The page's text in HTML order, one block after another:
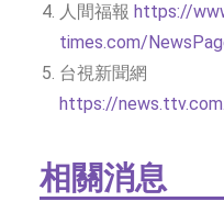
人間福報 https://
times.com/
台視新聞網
https://
相關消息